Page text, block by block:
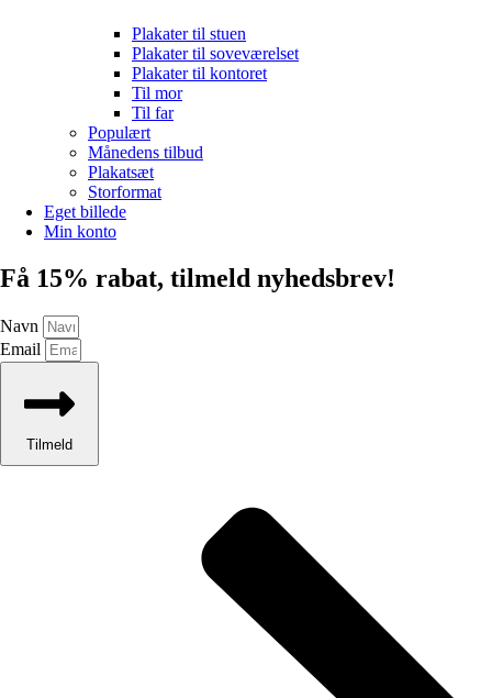
Plakater til stuen
Plakater til soveværelset
Plakater til kontoret
Til mor
Til far
Populært
Månedens tilbud
Plakatsæt
Storformat
Eget billede
Min konto
Få 15% rabat, tilmeld nyhedsbrev!
Navn
Email
Tilmeld